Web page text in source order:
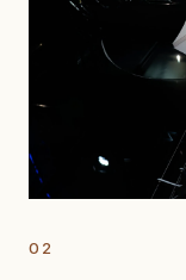
02